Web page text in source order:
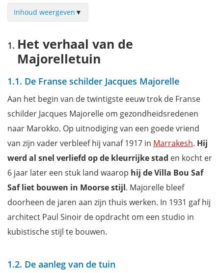
Inhoud weergeven ▼
Yves Saint Laurent en de Majorelletuin
De Majorelletuin
Het Yves Saint Laurent Museum
Tickets voor de Majorelletuin
Hoe vermijd ik de wachtrijen?
Hoe bereik ik de Majorelletuin?
Praktische info voor je bezoek
Filmpje: ontdek de prachtige Majorelle tuin
Waar overnachten in Marrakesh (met korting)
Wil je niets missen tijdens je vakantie in Marokko
Het verhaal van de
Majorelletuin
1.1. De Franse schilder Jacques Majorelle
Aan het begin van de twintigste eeuw trok de Franse
schilder Jacques Majorelle om gezondheidsredenen
naar Marokko. Op uitnodiging van een goede vriend
van zijn vader verbleef hij vanaf 1917 in Marrakesh. Hij
werd al snel verliefd op de kleurrijke stad en kocht er
6 jaar later een stuk land waarop hij de Villa Bou Saf
Saf liet bouwen in Moorse stijl. Majorelle bleef
doorheen de jaren aan zijn thuis werken. In 1931 gaf hij
architect Paul Sinoir de opdracht om een studio in
kubistische stijl te bouwen.
1.2. De aanleg van de tuin